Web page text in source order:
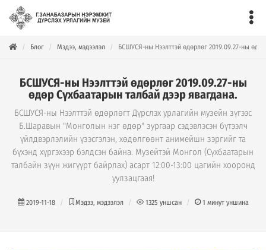
Блог Мэдээ, мэдээлэл БСШУСЯ-ны Нээлттэй өдөрлөг 2019.09.27-ны
БСШУСЯ-ны Нээлттэй өдөрлөг 2019.09.27-ны
өдөр Сүхбаатарын талбай дээр явагдана.
БСШУСЯ-ны Нээлттэй өдөрлөгт Дүрслэх урлагийн музейн зүгээс
Б.Шаравын "Монголын нэг өдөр" зургаар сэдэвлэсэн бүтээлч
үйлдвэрлэлийн үзэсгэлэн, хөдөлгөөнт анимейшн зэргийг та
бүхэнд хүргэхээр бэлдсэн байна. Музейтэй Монгол (Сүхбаатарын
талбайн зүүн жигүүрт байрлах) асарт 12:00-13:00 цагийн хооронд
уулзацгаая!
2019-11-18 Мэдээ, мэдээлэл 1325 уншсан 1 минут уншина